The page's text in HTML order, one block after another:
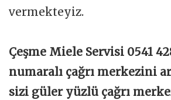
vermekteyiz.
Çeşme Miele Servisi 0541
numaralı çağrı merkezini
sizi güler yüzlü çağrı